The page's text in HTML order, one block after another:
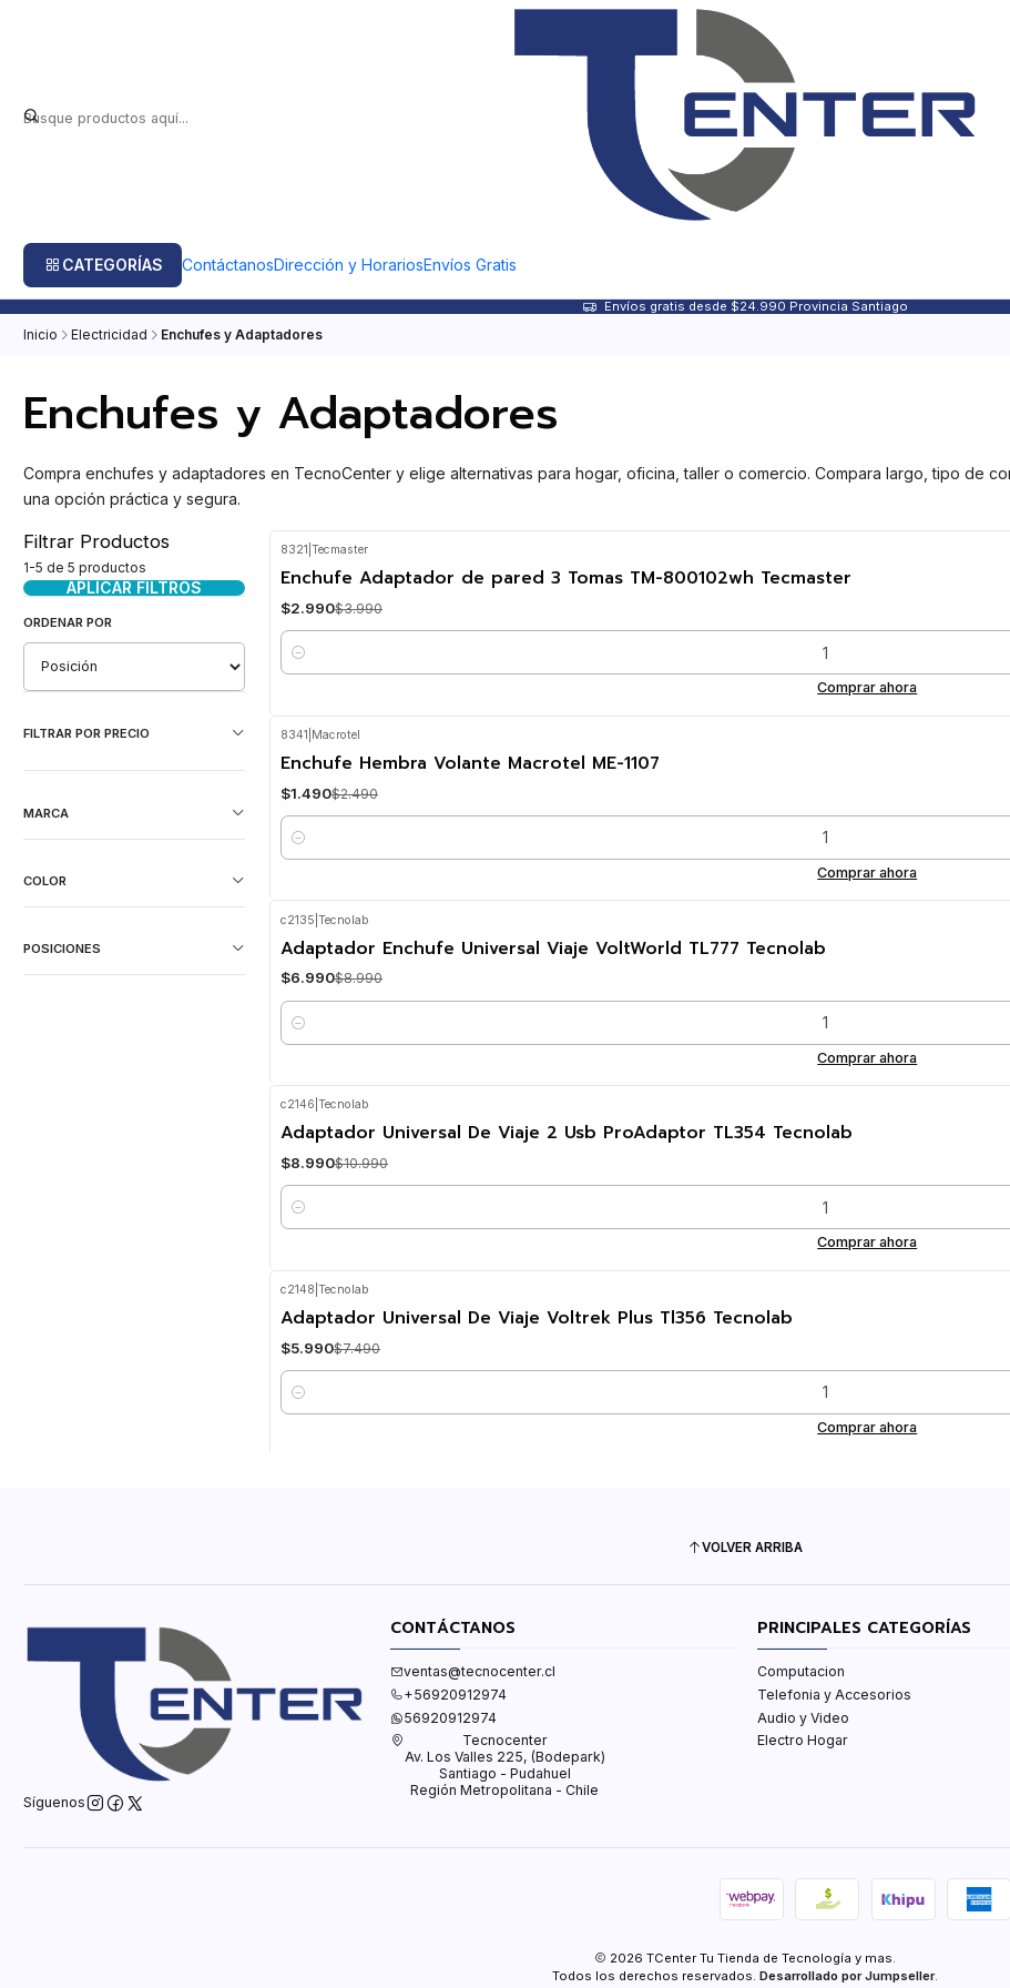
CATEGORÍAS ContáctanosDirección y HorariosEnvíos Gratis
Envíos gratis desde $24.990 Provincia Santiago
Inicio Electricidad Enchufes y Adaptadores
Enchufes y Adaptadores
Compra enchufes y adaptadores en TecnoCenter y elige alternativas para hogar, oficina, taller o comercio. Compara largo, tipo de
una opción práctica y segura.
Filtrar Productos
1-5 de 5 productos
APLICAR FILTROS
ORDENAR POR
FILTRAR POR PRECIO
MARCA
COLOR
POSICIONES
-25%OFF
8321 Tecmaster
Enchufe Adaptador de pared 3 Tomas TM-800102wh Tecmaster
$2.990$3.990
Cantidad
Comprar ahora
-40%
8341 Macrotel
Enchufe Hembra Volante Macrotel ME-1107
$1.490$2.490
Cantidad
Comprar ahora
-22% OFF
c2135 Tecnolab
Adaptador Enchufe Universal Viaje VoltWorld TL777 Tecnolab
$6.990$8.990
Cantidad
Comprar ahora
-18% OFF
c2146 Tecnolab
Adaptador Universal De Viaje 2 Usb ProAdaptor TL354 Tecnolab
$8.990$10.990
Cantidad
Comprar ahora
-20% OFF
c2148 Tecnolab
Adaptador Universal De Viaje Voltrek Plus Tl356 Tecnolab
$5.990$7.490
Cantidad
Comprar ahora
VOLVER ARRIBA
Síguenos
CONTÁCTANOS
ventas@tecnocenter.cl
+56920912974
56920912974
Tecnocenter
Av. Los Valles 225, (Bodepark)
Santiago - Pudahuel
Región Metropolitana - Chile
PRINCIPALES CATEGORÍAS
Computacion
Telefonia y Accesorios
Audio y Video
Electro Hogar
2026 TCenter Tu Tienda de Tecnología y mas.
Todos los derechos reservados. Desarrollado por Jumpseller.